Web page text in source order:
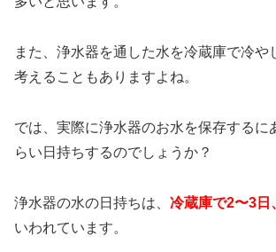
また、浄水器を通した水を冷蔵庫で冷や
考えることもありますよね。
では、実際に浄水器のお水を保存するに
らい日持ちするのでしょうか？
浄水器の水の日持ちは、 冷蔵庫で2〜3日
いわれています。